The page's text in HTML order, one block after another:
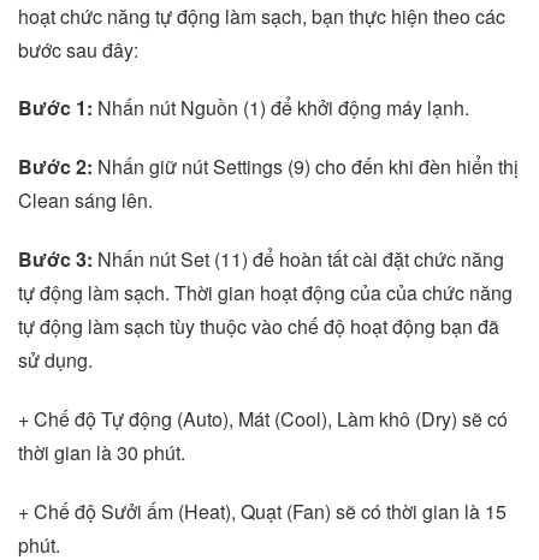
hoạt chức năng tự động làm sạch, bạn thực hiện theo các
bước sau đây:
Bước 1: Nhấn nút Nguồn (1) để khởi động máy lạnh.
Bước 2: Nhấn giữ nút Settings (9) cho đến khi đèn hiển thị
Clean sáng lên.
Bước 3: Nhấn nút Set (11) để hoàn tất cài đặt chức năng
tự động làm sạch. Thời gian hoạt động của của chức năng
tự động làm sạch tùy thuộc vào chế độ hoạt động bạn đã
sử dụng.
+ Chế độ Tự động (Auto), Mát (Cool), Làm khô (Dry) sẽ có
thời gian là 30 phút.
+ Chế độ Sưởi ấm (Heat), Quạt (Fan) sẽ có thời gian là 15
phút.